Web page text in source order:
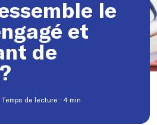
le
et
de
Temps de lecture : 4 min